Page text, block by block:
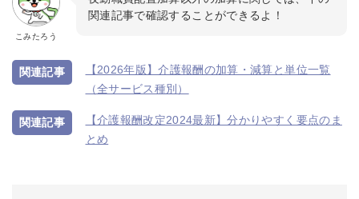
こみたろう
関連記事で確認することができるよ！
【2026年版】介護報酬の加算・減算と単位一覧
（全サービス種別）
【介護報酬改定2024最新】分かりやすく要点のま
とめ